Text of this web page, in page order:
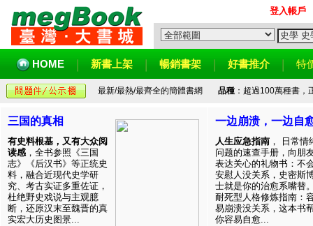
登入帳戶
HOME 新書上架 暢銷書架 好書推介 特
最新/最熱/最齊全的簡體書網 品種：超過100萬種書，
三国的真相
有史料根基，又有大众阅
读感 ，全书参照《三国
志》《后汉书》等正统史
料，融合近现代史学研
究、考古实证多重佐证，
杜绝野史戏说与主观臆
断，还原汉末至魏晋的真
实宏大历史图景...
一边崩溃，一边自
人生应急指南 ， 日常情
问题的速查手册，向朋
表达关心的礼物书：不
安慰人没关系，史密斯
士就是你的治愈系嘴替
耐死型人格修炼指南：
易崩溃没关系，这本书
你容易自愈...